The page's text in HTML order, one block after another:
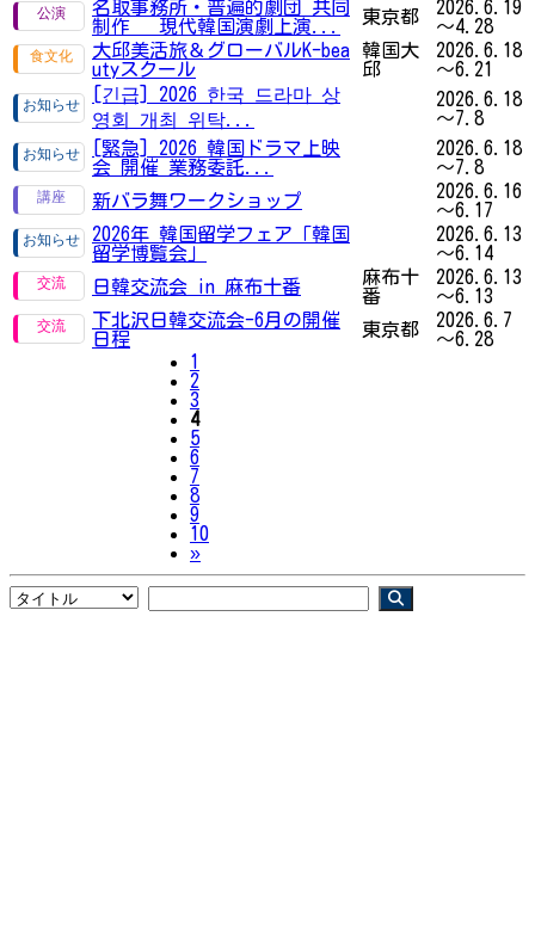
名取事務所・普遍的劇団 共同
制作 現代韓国演劇上演...
東京都
2026.6.19
～4.28
大邱美活旅＆グローバルK-bea
utyスクール
韓国大
邱
2026.6.18
～6.21
[긴급] 2026 한국 드라마 상
영회 개최 위탁...
2026.6.18
～7.8
[緊急] 2026 韓国ドラマ上映
会 開催 業務委託...
2026.6.18
～7.8
新バラ舞ワークショップ
2026.6.16
～6.17
2026年 韓国留学フェア「韓国
留学博覧会」
2026.6.13
～6.14
日韓交流会 in 麻布十番
麻布十
番
2026.6.13
～6.13
下北沢日韓交流会-6月の開催
日程
東京都
2026.6.7
～6.28
1
2
3
4
5
6
7
8
9
10
»Next